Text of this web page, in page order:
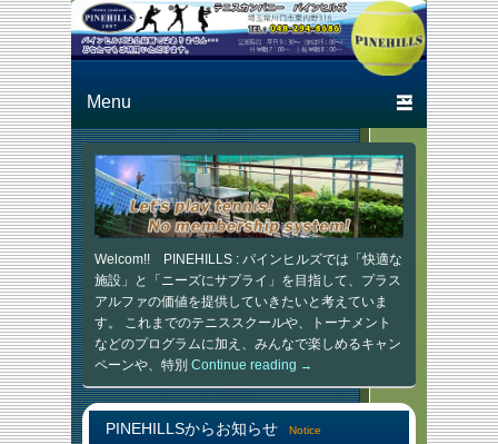
テニスカン
Just another テニスカン
パニー パインヒルズ
Welcom!! PINEHILLS : パインヒルズでは「快適な
施設」と「ニーズにサプライ」を目指して、プラス
アルファの価値を提供していきたいと考えていま
す。 これまでのテニススクールや、トーナメント
などのプログラムに加え、みんなで楽しめるキャン
ペーンや、特別 Continue reading →
PINEHILLSからお知らせ Notice